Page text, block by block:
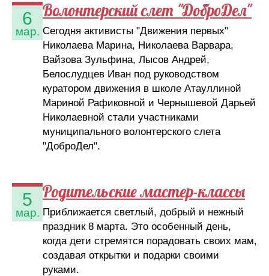
6
мар.
Волонтерский слет "ДоброДел"
Сегодня активисты "Движения первых"
Николаева Марина, Николаева Варвара,
Вайзова Зульфина, Лысов Андрей,
Белослудцев Иван под руководством
куратором движения в школе Атауллиной
Мариной Рафиковной и Чернышевой Дарьей
Николаевной стали участниками
муниципального волонтерского слета
"ДоброДел".
5
мар.
Родительские мастер-классы
Приближается светлый, добрый и нежный
праздник 8 марта. Это особенный день,
когда дети стремятся порадовать своих мам,
создавая открытки и подарки своими
руками.